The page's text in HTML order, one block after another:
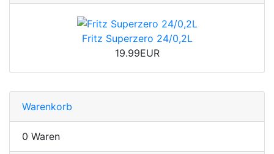
Fritz Superzero 24/0,2L
19.99EUR
Warenkorb
0 Waren